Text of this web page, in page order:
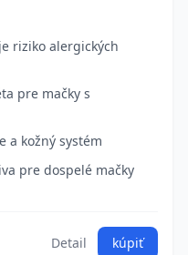
riziko alergických
pre mačky s
a kožný systém
pre dospelé mačky
Detail kúpiť